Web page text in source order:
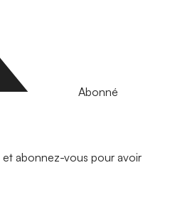
Abonné
abonnez-vous pour avoir